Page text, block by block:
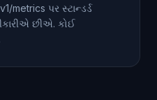
પર સ્ટાન્ડર્ડ
છીએ. કોઈ